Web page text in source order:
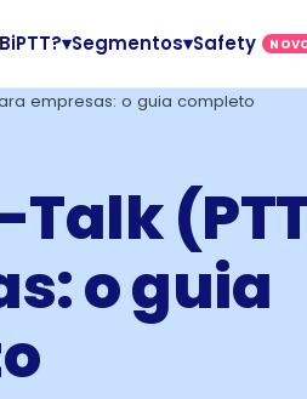
▾Segmentos▾Safety
empresas: o guia completo
o guia